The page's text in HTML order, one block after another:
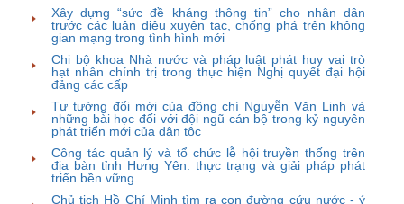
Xây dựng “sức đề kháng thông tin” cho nhân dân
trước các luận điệu xuyên tạc, chống phá trên không
gian mạng trong tình hình mới
Chi bộ khoa Nhà nước và pháp luật phát huy vai trò
hạt nhân chính trị trong thực hiện Nghị quyết đại hội
đảng các cấp
Tư tưởng đổi mới của đồng chí Nguyễn Văn Linh và
những bài học đối với đội ngũ cán bộ trong kỷ nguyên
phát triển mới của dân tộc
Công tác quản lý và tổ chức lễ hội truyền thống trên
địa bàn tỉnh Hưng Yên: thực trạng và giải pháp phát
triển bền vững
Chủ tịch Hồ Chí Minh tìm ra con đường cứu nước - ý